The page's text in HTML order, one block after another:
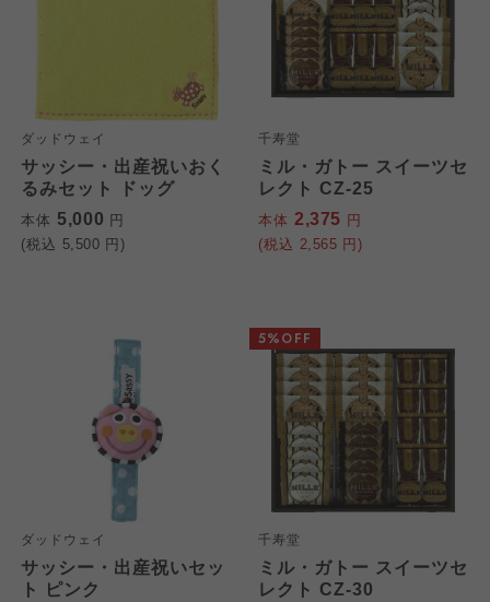
ダッドウェイ
サッシー・出産祝いおく
るみセット ドッグ
本体 5,000 円
(税込 5,500 円)
千寿堂
ミル・ガトー スイーツセ
レクト CZ-25
本体 2,375 円
(税込 2,565 円)
ダッドウェイ
サッシー・出産祝いセッ
ト ピンク
千寿堂
ミル・ガトー スイーツセ
レクト CZ-30
5%OFF
ご利用約款（ご利用規約・ご利
用規程）について
このサイトは7つの生協から業務委託を受けて、
コープきんき事業連合が運営しています。ご自
確認のうえ、ご利用ください。なお、クチコミ
個人情報保護方針について
このサイトは7つの生協から業務委託を受けて、
コープきんき事業連合が運営しています。お預
かりしている個人情報については、コープ事業
連合、ならびに各生協の「個人情報保護方針」
にもどづいて、コープ事業連合が適切に管理を
おこなっています。
特定商取引法に基づく表記につ
このサイトは7つの生協から業務委託を受けて、
コープきんき事業連合が運営しています。販売
各生協の「特定商取引法に基づく表記につい